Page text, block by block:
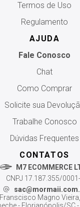
Termos de Uso
Regulamento
AJUDA
Fale Conosco
Chat
Como Comprar
Solicite sua
Trabalhe Conosco
Dúvidas Frequentes
CONTATOS
M7 ECOMMERCE
CNPJ 17.187.355/
Magno